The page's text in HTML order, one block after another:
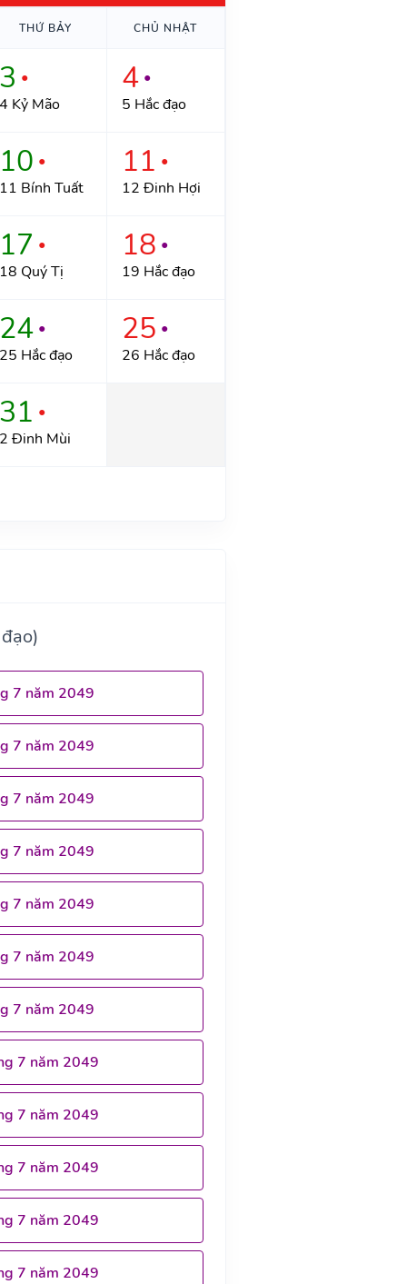
THỨ BẢY CHỦ NHẬT
3 ●
4 Kỷ Mão
4 ●
5 Hắc đạo
10 ●
11 Bính Tuất
11 ●
12 Đinh Hợi
17 ●
18 Quý Tị
18 ●
19 Hắc đạo
24 ●
25 Hắc đạo
25 ●
26 Hắc đạo
31 ●
2 Đinh Mùi
7 năm 2049
7 năm 2049
7 năm 2049
7 năm 2049
7 năm 2049
7 năm 2049
7 năm 2049
7 năm 2049
7 năm 2049
7 năm 2049
7 năm 2049
7 năm 2049